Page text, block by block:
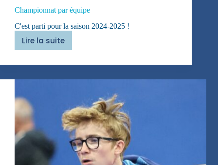
Championnat par équipe
C'est parti pour la saison 2024-2025 !
Lire la suiteChampionnat
équipe